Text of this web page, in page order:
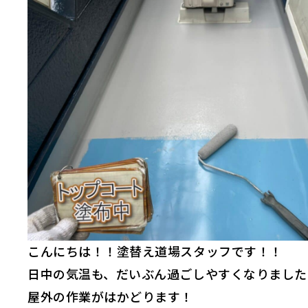
こんにちは！！塗替え道場スタッフです！！
日中の気温も、だいぶん過ごしやすくなりまし
屋外の作業がはかどります！